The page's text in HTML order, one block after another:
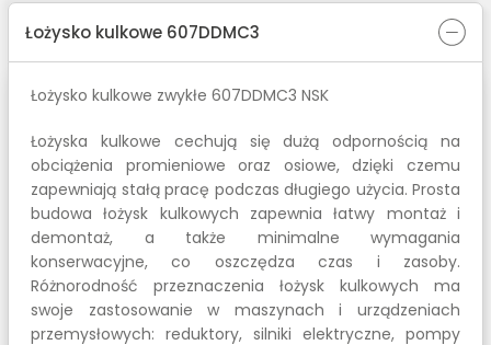
Łożysko kulkowe 607DDMC3
Łożysko kulkowe zwykłe 607DDMC3 NSK
Łożyska kulkowe cechują się dużą odpornością na
obciążenia promieniowe oraz osiowe, dzięki czemu
zapewniają stałą pracę podczas długiego użycia. Prosta
budowa łożysk kulkowych zapewnia łatwy montaż i
demontaż, a także minimalne wymagania
konserwacyjne, co oszczędza czas i zasoby.
Różnorodność przeznaczenia łożysk kulkowych ma
swoje zastosowanie w maszynach i urządzeniach
przemysłowych: reduktory, silniki elektryczne, pompy